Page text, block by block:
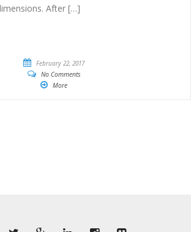
After […]
February 22, 2017
No Comments
More